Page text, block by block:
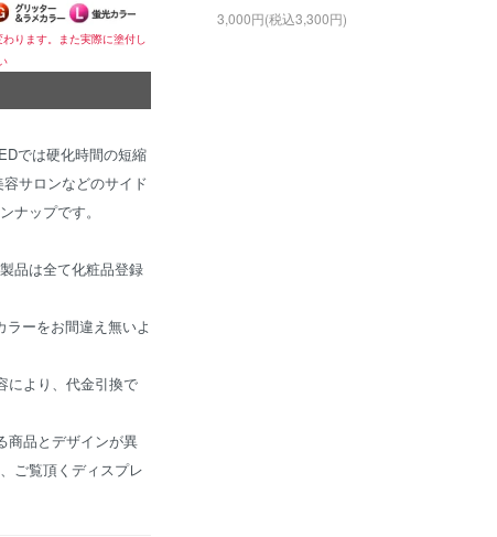
ります。また実際に塗付し
では硬化時間の短縮
サロンなどのサイド
ナップです。
品は全て化粧品登録
ーをお間違え無いよ
により、代金引換で
商品とデザインが異
ご覧頂くディスプレ
3,000円(税込3,300円)